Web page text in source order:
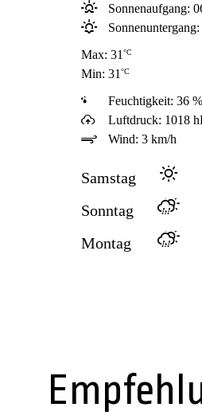
Sonnenaufgang:
Max: 31 °C
Min: 31 °C
Feuchtigkeit: 36 %
Luftdruck: 1018
Wind: 3 km/h
Samstag
Sonntag
Montag